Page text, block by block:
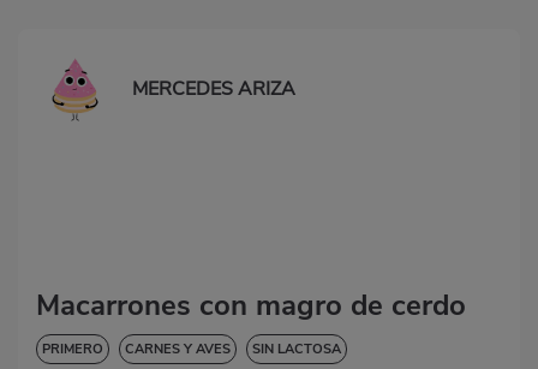
MERCEDES ARIZA
Macarrones con magro de cerdo
PRIMERO CARNES Y AVES SIN LACTOSA